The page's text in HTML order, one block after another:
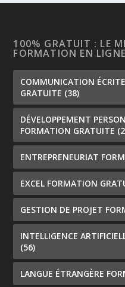
100% GRATUIT : LE
FORMATION EN LIGNE
COMMUNICATION
GRATUITE (38)
DÉVELOPPEMENT
FORMATION GRATUITE
ENTREPRENEURIAT
EXCEL FORMATION
GESTION DE PROJET
INTELLIGENCE
(56)
LANGUE ÉTRANGÈRE